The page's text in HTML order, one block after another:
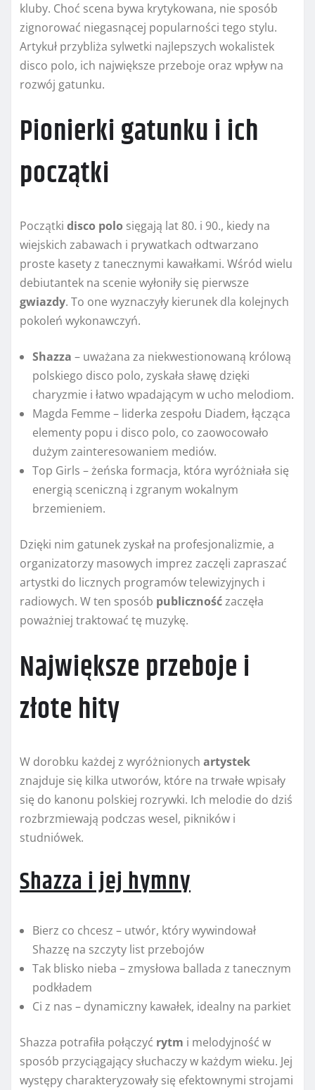
kluby. Choć scena bywa krytykowana, nie sposób
zignorować niegasnącej popularności tego stylu.
Artykuł przybliża sylwetki najlepszych wokalistek
disco polo, ich największe przeboje oraz wpływ na
rozwój gatunku.
Pionierki gatunku i ich
początki
Początki disco polo sięgają lat 80. i 90., kiedy na
wiejskich zabawach i prywatkach odtwarzano
proste kasety z tanecznymi kawałkami. Wśród wielu
debiutantek na scenie wyłoniły się pierwsze
gwiazdy. To one wyznaczyły kierunek dla kolejnych
pokoleń wykonawczyń.
Shazza – uważana za niekwestionowaną królową
polskiego disco polo, zyskała sławę dzięki
charyzmie i łatwo wpadającym w ucho melodiom.
Magda Femme – liderka zespołu Diadem, łącząca
elementy popu i disco polo, co zaowocowało
dużym zainteresowaniem mediów.
Top Girls – żeńska formacja, która wyróżniała się
energią sceniczną i zgranym wokalnym
brzemieniem.
Dzięki nim gatunek zyskał na profesjonalizmie, a
organizatorzy masowych imprez zaczęli zapraszać
artystki do licznych programów telewizyjnych i
radiowych. W ten sposób publicznośćzaczęła
poważniej traktować tę muzykę.
Największe przeboje i
złote hity
W dorobku każdej z wyróżnionych artystek
znajduje się kilka utworów, które na trwałe wpisały
się do kanonu polskiej rozrywki. Ich melodie do dziś
rozbrzmiewają podczas wesel, pikników i
studniówek.
Shazza i jej hymny
Bierz co chcesz – utwór, który wywindował
Shazzę na szczyty list przebojów
Tak blisko nieba – zmysłowa ballada z tanecznym
podkładem
Ci z nas – dynamiczny kawałek, idealny na parkiet
Shazza potrafiła połączyć rytm i melodyjność w
sposób przyciągający słuchaczy w każdym wieku. Jej
występy charakteryzowały się efektownymi strojami